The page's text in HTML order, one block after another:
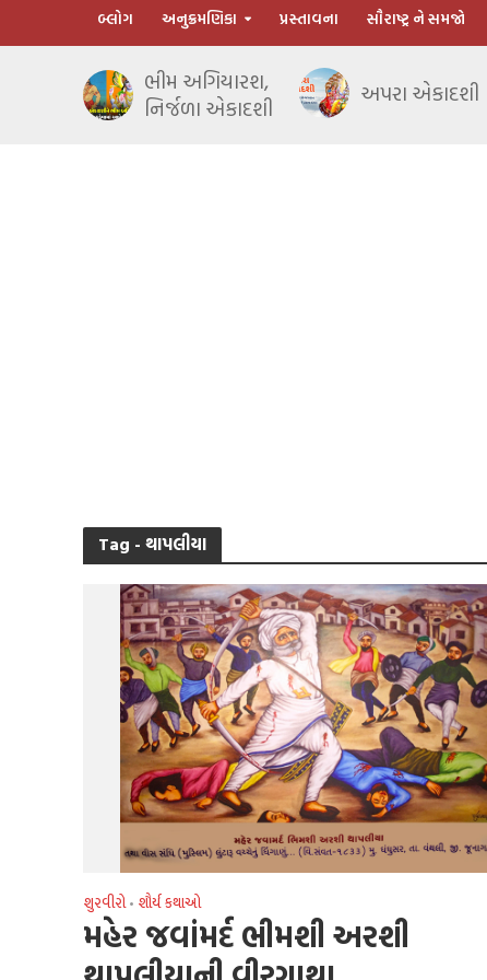
બ્લોગ અનુક્રમણિકા પ્રસ્તાવના સૌરાષ્ટ્ર ને સમજો
ભીમ અગિયારશ,
નિર્જળા એકાદશી
અપરા એકાદશી
Tag - થાપલીયા
શુરવીરો • શૌર્ય કથાઓ
મહેર જવાંમર્દ ભીમશી અરશી